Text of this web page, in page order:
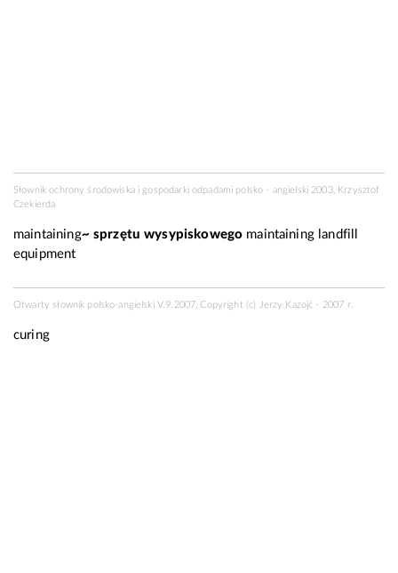
Słownik ochrony środowiska i gospodarki odpadami polsko - angielski 2003, Krzysztof
Czekierda
maintaining~ sprzętu wysypiskowego maintaining landfill
equipment
Otwarty słownik polsko-angielski V.9.2007, Copyright (c) Jerzy Kazojć - 2007 r.
curing